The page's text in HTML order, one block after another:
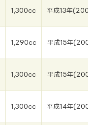
1,300cc 平成13年(2002
1,290cc 平成15年(2003
1,300cc 平成15年(2003
1,300cc 平成14年(2002